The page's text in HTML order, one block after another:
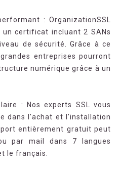
: OrganizationSSL
un certificat incluant 2 SANs
de sécurité. Grâce à ce
entreprises pourront
numérique grâce à un
: Nos experts SSL vous
dans l'achat et l'installation
entièrement gratuit peut
par mail dans 7 langues
le français.